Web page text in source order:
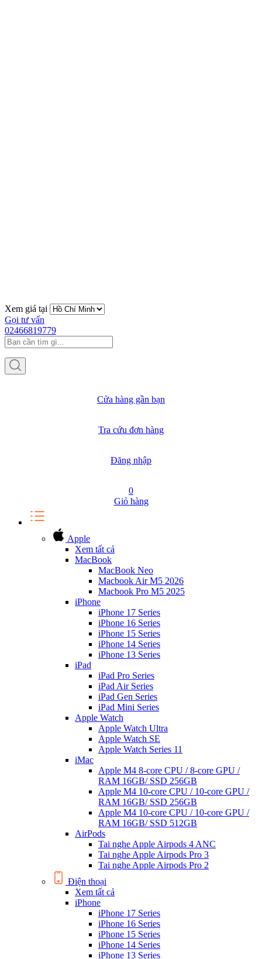
Xem giá tại
Gọi tư vấn
02466819779
Cửa hàng gần bạn
Tra cứu đơn hàng
Đăng nhập
0
Giỏ hàng
Apple
Xem tất cả
MacBook
MacBook Neo
Macbook Air M5 2026
Macbook Pro M5 2025
iPhone
iPhone 17 Series
iPhone 16 Series
iPhone 15 Series
iPhone 14 Series
iPhone 13 Series
iPad
iPad Pro Series
iPad Air Series
iPad Gen Series
iPad Mini Series
Apple Watch
Apple Watch Ultra
Apple Watch SE
Apple Watch Series 11
iMac
Apple M4 8-core CPU / 8-core GPU /
RAM 16GB/ SSD 256GB
Apple M4 10-core CPU / 10-core GPU /
RAM 16GB/ SSD 256GB
Apple M4 10-core CPU / 10-core GPU /
RAM 16GB/ SSD 512GB
AirPods
Tai nghe Apple Airpods 4 ANC
Tai nghe Apple Airpods Pro 3
Tai nghe Apple Airpods Pro 2
Điện thoại
Xem tất cả
iPhone
iPhone 17 Series
iPhone 16 Series
iPhone 15 Series
iPhone 14 Series
iPhone 13 Series